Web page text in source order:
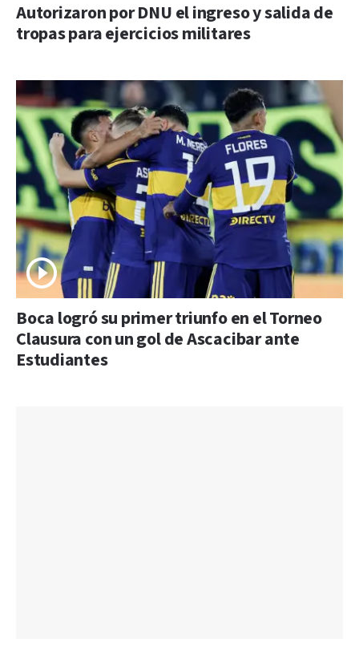
Autorizaron por DNU el ingreso y salida de
tropas para ejercicios militares
Boca logró su primer triunfo en el Torneo
Clausura con un gol de Ascacibar ante
Estudiantes